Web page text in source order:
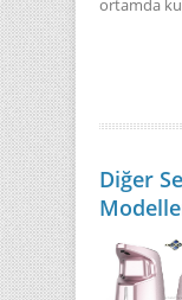
ortamda
Diğer